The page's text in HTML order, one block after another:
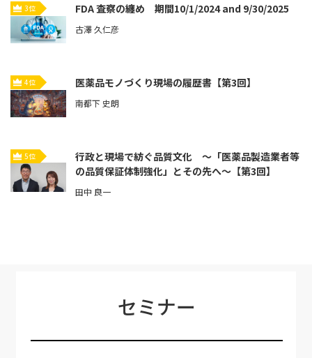
3位 FDA 査察の纏め 期間10/1/2024 and 9/30/2025
古澤 久仁彦
4位 医薬品モノづくり現場の履歴書【第3回】
南都下 史朗
5位
行政と現場で紡ぐ品質文化 ～「医薬品製造業者等
の品質保証体制強化」とその先へ～【第3回】
田中 良一
セミナー